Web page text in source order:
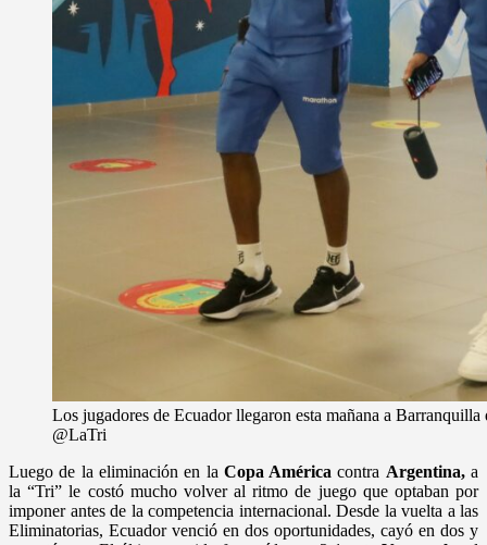
Los jugadores de Ecuador llegaron esta mañana a
@LaTri
Luego de la eliminación en la Copa América contra Argentina,a
la “Tri” le costó mucho volver al ritmo de juego que optaban por
imponer antes de la competencia internacional. Desde la vuelta a las
Eliminatorias, Ecuador venció en dos oportunidades, cayó en dos y